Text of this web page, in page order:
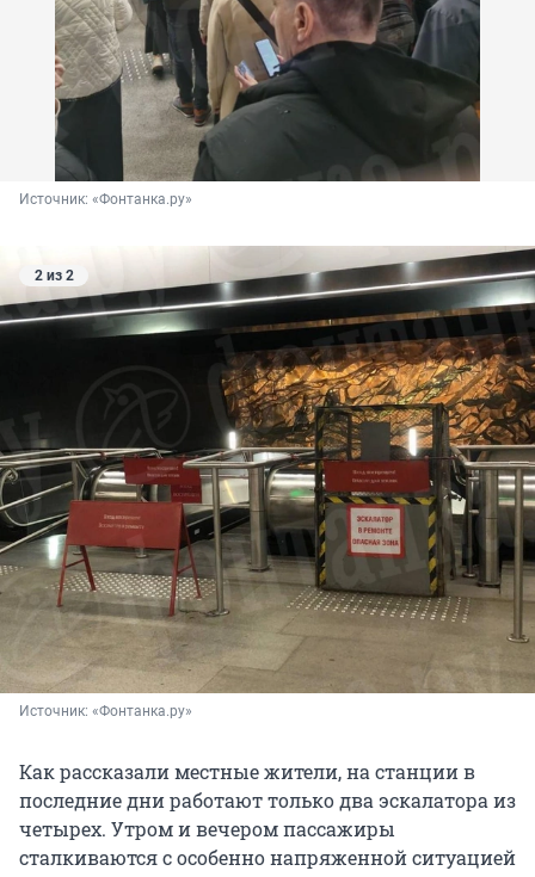
Источник: «Фонтанка.ру»
2 из 2
Источник: «Фонтанка.ру»
Как рассказали местные жители, на станции в
последние дни работают только два эскалатора из
четырех. Утром и вечером пассажиры
сталкиваются с особенно напряженной ситуацией